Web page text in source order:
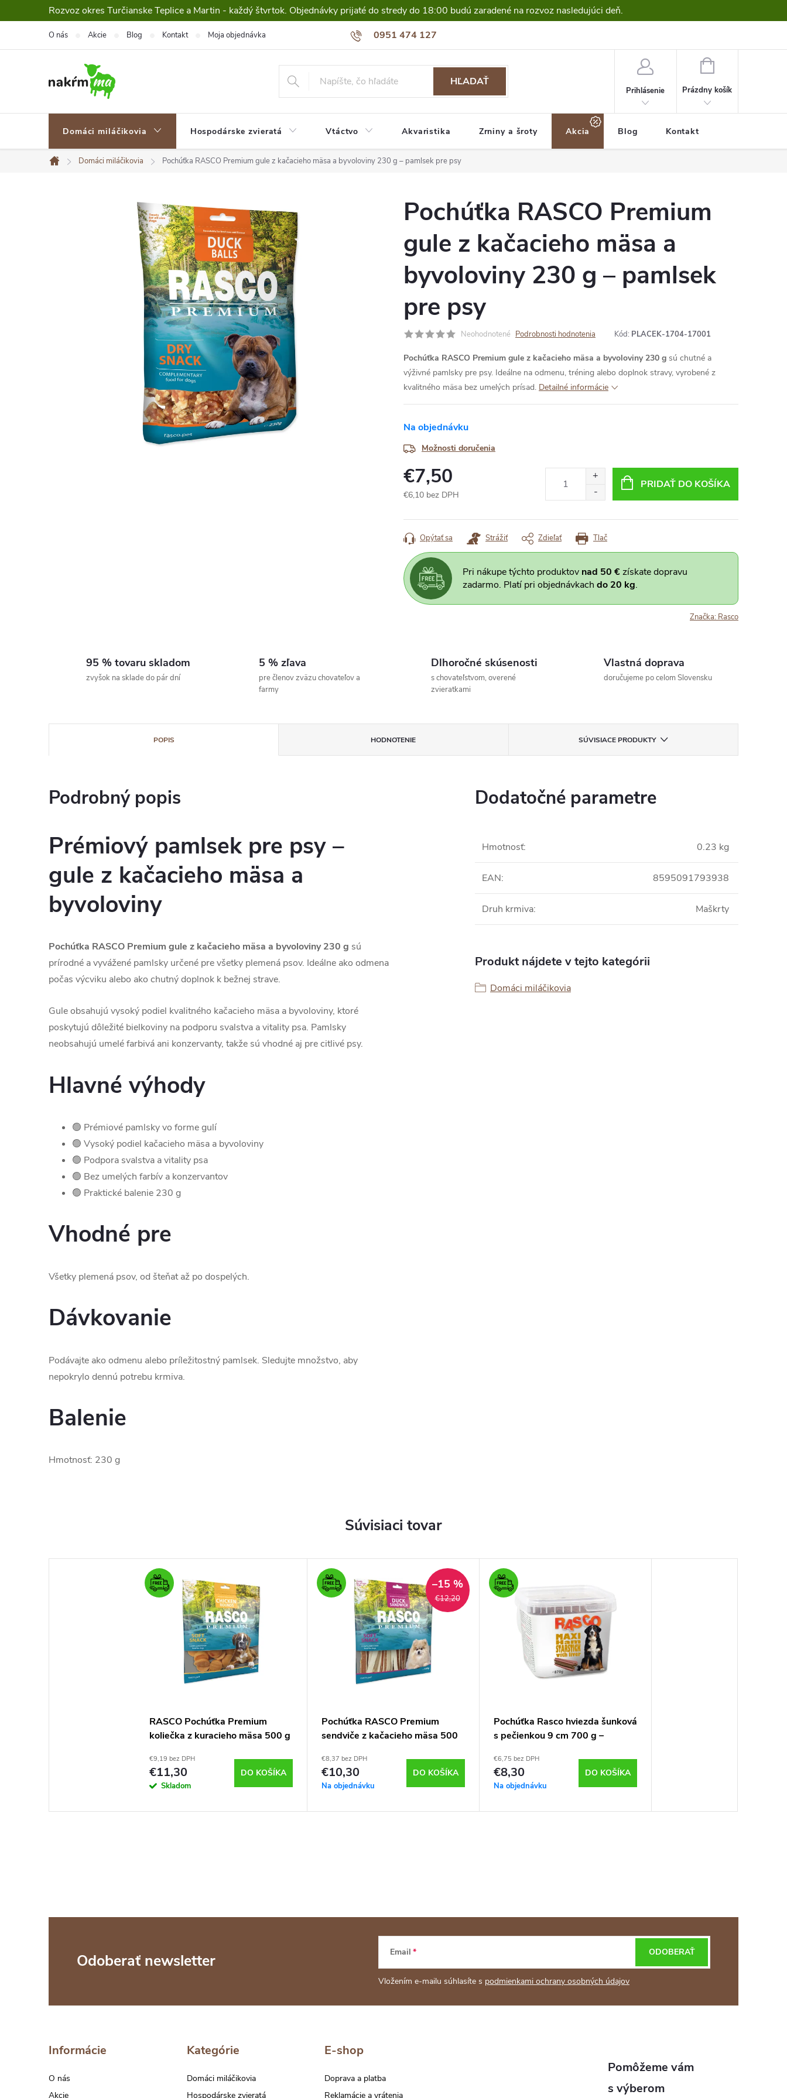
na
Rozvoz okres Turčianske Teplice a Martin - každý štvrtok. Objednávky prijaté do stredy do 18:00 budú zaradené na rozvoz nasledujúci deň.
0951 474 127
O nás Akcie Blog Kontakt Moja objednávka
HĽADAŤ
Prihlásenie
NÁKUPNÝ
Prázdny košík
Domáci miláčikovia Hospodárske zvieratá Vtáctvo Akvaristika Zrniny a šroty Akcia Blog Kontakt
Domov
Domáci miláčikovia Pochúťka RASCO Premium gule z kačacieho mäsa a byvoloviny 230 g – pamlsek pre psy
Pochúťka RASCO Premium
gule z kačacieho mäsa a
byvoloviny 230 g – pamlsek
pre psy
Neohodnotené Podrobnosti hodnotenia Kód: PLACEK-1704-17001
Pochúťka RASCO Premium gule z kačacieho mäsa a byvoloviny 230 g sú chutné a
výživné pamlsky pre psy. Ideálne na odmenu, tréning alebo doplnok stravy, vyrobené z
kvalitného mäsa bez umelých prísad. Detailné informácie
Na objednávku
Možnosti doručenia
€7,50
€6,10 bez DPH
cena:
PRIDAŤ DO KOŠÍKA
Tlač
Opýtať sa Strážiť Zdieľať
Pri nákupe týchto produktov nad 50 €získate dopravu
zadarmo. Platí pri objednávkach do 20 kg.
Značka: Rasco
95 % tovaru skladom
zvyšok na sklade do pár dní
5 % zľava
pre členov zväzu chovateľov a
farmy
Dlhoročné skúsenosti
s chovateľstvom, overené
zvieratkami
Vlastná doprava
doručujeme po celom Slovensku
POPIS HODNOTENIE SÚVISIACE PRODUKTY
Podrobný popis
Prémiový pamlsek pre psy –
gule z kačacieho mäsa a
byvoloviny
Pochúťka RASCO Premium gule z kačacieho mäsa a byvoloviny 230 g sú
prírodné a vyvážené pamlsky určené pre všetky plemená psov. Ideálne ako odmena
počas výcviku alebo ako chutný doplnok k bežnej strave.
Gule obsahujú vysoký podiel kvalitného kačacieho mäsa a byvoloviny, ktoré
poskytujú dôležité bielkoviny na podporu svalstva a vitality psa. Pamlsky
neobsahujú umelé farbivá ani konzervanty, takže sú vhodné aj pre citlivé psy.
Hlavné výhody
🟢 Prémiové pamlsky vo forme gulí
🟢 Vysoký podiel kačacieho mäsa a byvoloviny
🟢 Podpora svalstva a vitality psa
🟢 Bez umelých farbív a konzervantov
🟢 Praktické balenie 230 g
Vhodné pre
Všetky plemená psov, od šteňat až po dospelých.
Dávkovanie
Podávajte ako odmenu alebo príležitostný pamlsek. Sledujte množstvo, aby
nepokrylo dennú potrebu krmiva.
Balenie
Hmotnosť: 230 g
Dodatočné parametre
Hmotnosť: 0.23 kg
EAN: 8595091793938
Druh krmiva: Maškrty
Produkt nájdete v tejto kategórii
Domáci miláčikovia
Súvisiaci tovar
RASCO Pochúťka Premium
koliečka z kuracieho mäsa 500 g
€9,19 bez DPH
€11,30
Skladom
DO KOŠÍKA
€12,20
–15 %
Pochúťka RASCO Premium
sendviče z kačacieho mäsa 500
€8,37 bez DPH
€10,30
Na objednávku
DO KOŠÍKA
Pochúťka Rasco hviezda šunková
s pečienkou 9 cm 700 g –
€6,75 bez DPH
€8,30
Na objednávku
DO KOŠÍKA
Odoberať newsletter Email
Vložením e-mailu súhlasíte s podmienkami ochrany osobných údajov
ODOBERAŤ
Informácie
O nás
Akcie
Kategórie
Domáci miláčikovia
Hospodárske zvieratá
E-shop
Doprava a platba
Reklamácie a vrátenia